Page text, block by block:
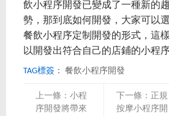
飲小程序開發已變成了一種新的趨
勢，那到底如何開發，大家可以
餐飲小程序定制開發的形式，這樣
以開發出符合自己的店鋪的小程序
TAG標簽： 餐飲小程序開發
上一條：小程
序開發將帶來
下一條：正規
按摩小程序開